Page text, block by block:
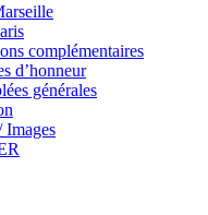
complémentaires
d’honneur
générales
Images